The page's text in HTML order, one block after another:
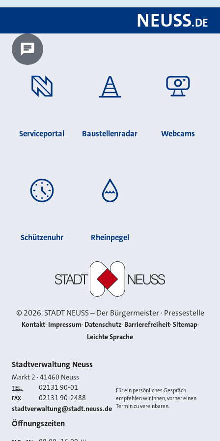
NEUSS.DE
Chatbot laden?
Serviceportal Baustellenradar Webcams
Schützenuhr Rheinpegel
©2026, STADT NEUSS – Der Bürgermeister · Pressestelle
Kontakt Impressum Datenschutz Barrierefreiheit Sitemap
Leichte Sprache
Kontakt
Stadtverwaltung Neuss
Markt 2 ·41460 Neuss
TEL. 02131 90-01
FAX 02131 90-2488
E-MAIL
stadtverwaltung@stadt.neuss.de
Für ein persönliches Gespräch
empfehlen wir Ihnen, vorher einen
Termin zu vereinbaren.
Öffnungszeiten